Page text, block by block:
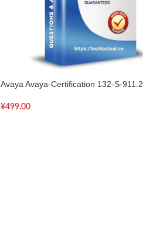
Avaya Avaya-Certification 132-S-911.2
¥499.00